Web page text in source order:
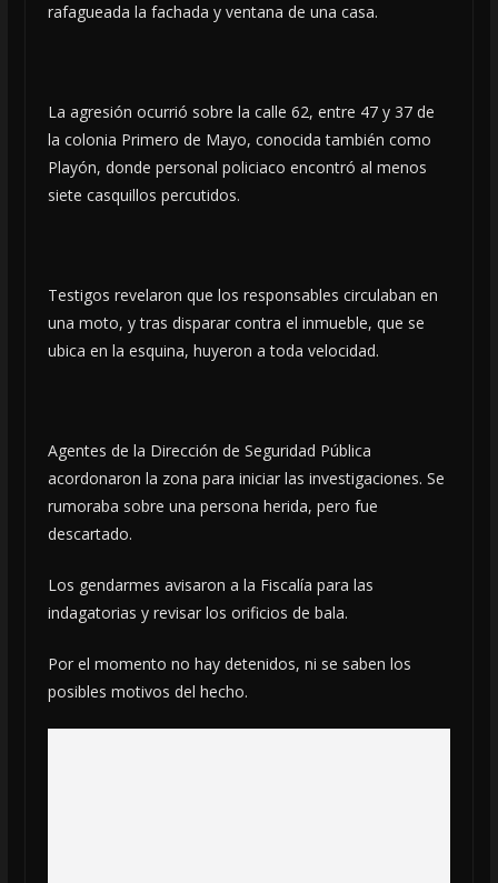
rafagueada la fachada y ventana de una casa.
La agresión ocurrió sobre la calle 62, entre 47 y 37 de
la colonia Primero de Mayo, conocida también como
Playón, donde personal policiaco encontró al menos
siete casquillos percutidos.
Testigos revelaron que los responsables circulaban en
una moto, y tras disparar contra el inmueble, que se
ubica en la esquina, huyeron a toda velocidad.
Agentes de la Dirección de Seguridad Pública
acordonaron la zona para iniciar las investigaciones. Se
rumoraba sobre una persona herida, pero fue
descartado.
Los gendarmes avisaron a la Fiscalía para las
indagatorias y revisar los orificios de bala.
Por el momento no hay detenidos, ni se saben los
posibles motivos del hecho.